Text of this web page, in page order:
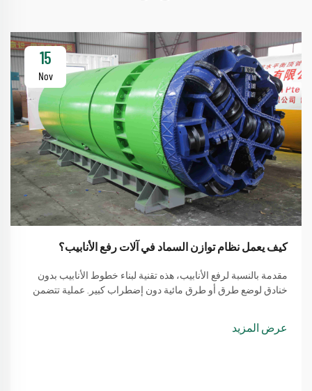
15
Nov
كيف يعمل نظام توازن السماد في آلات رفع الأنابيب؟
مقدمة بالنسبة لرفع الأنابيب، هذه تقنية لبناء خطوط الأنابيب بدون
خنادق لوضع طرق أو طرق مائية دون إضطراب كبير. عملية تتضمن
عرض المزيد